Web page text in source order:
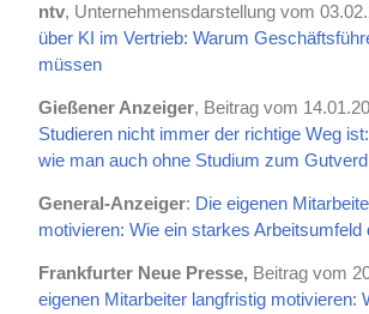
ntv, Unternehmensdarstellung vom
über KI im Vertrieb: Warum
müssen
Gießener Anzeiger, Beitrag vom
Studieren nicht immer der richtige Weg
wie man auch ohne Studium zum
General-Anzeiger: Die eigenen
motivieren: Wie ein starkes Arbeitsumfeld
Frankfurter Neue Presse, Beitrag vom
eigenen Mitarbeiter langfristig motivieren: